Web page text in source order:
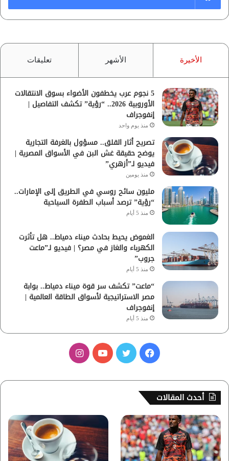
الأخيرة الأشهر تعليقات
5 نجوم عرب يخطفون الأضواء بسوق الانتقالات
الأوروبية 2026.. “رؤية” تكشف التفاصيل |
إنفوجراف
منذ يوم واحد
تصريح أثار القلق.. مسؤول بالغرفة التجارية
يوضح حقيقة غش البن في الأسواق المصرية |
فيديو لـ”أزهري”
منذ يومين
مليون سائح روسي في الطريق إلى الإمارات..
“رؤية” ترصد أسباب الطفرة السياحية
منذ 5 أيام
الغموض يحيط بحادث ميناء دمياط.. هل تأثرت
الكهرباء والغاز في مصر؟ | فيديو لـ”ماعت
جروب”
منذ 5 أيام
“ماعت” تكشف سر قوة ميناء دمياط.. بوابة
مصر الاستراتيجية لأسواق الطاقة العالمية |
إنفوجراف
منذ 5 أيام
س
ب
و
ك
ر
ي
و
ب
ت
ق
ر
أحدث المقالات